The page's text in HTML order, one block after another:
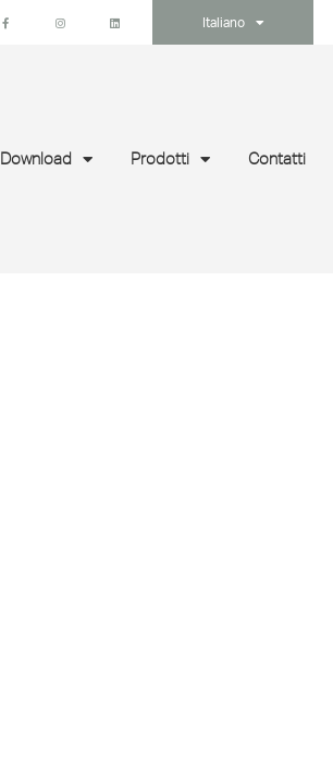
Italiano
Download Prodotti Contatti